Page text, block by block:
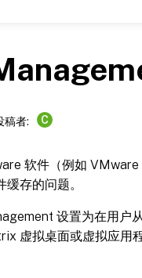
稿者: C
软件（例如
存的问题。
设置为在用户
虚拟桌面或虚拟应用